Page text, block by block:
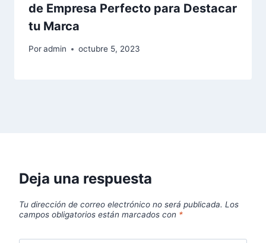
de Empresa Perfecto para Destacar
tu Marca
Poradmin octubre 5, 2023
Deja una respuesta
Tu dirección de correo electrónico no será publicada. Los
campos obligatorios están marcados con *